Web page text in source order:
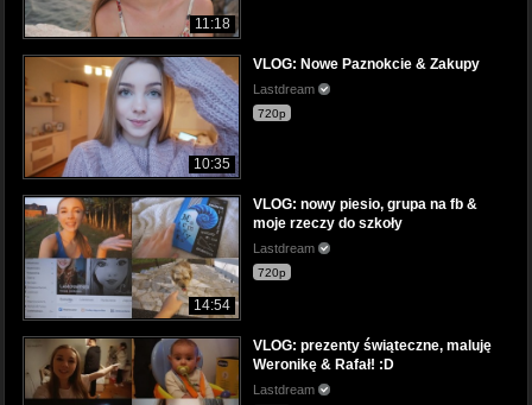
11:18
10:35
VLOG: Nowe Paznokcie & Zakupy
Lastdream
720p
14:54
VLOG: nowy piesio, grupa na fb &
moje rzeczy do szkoły
Lastdream
720p
VLOG: prezenty świąteczne, maluję
Weronikę & Rafał! :D
Lastdream